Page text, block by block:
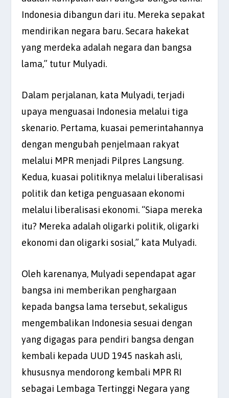
Indonesia dibangun dari itu. Mereka sepakat
mendirikan negara baru. Secara hakekat
yang merdeka adalah negara dan bangsa
lama,” tutur Mulyadi.
Dalam perjalanan, kata Mulyadi, terjadi
upaya menguasai Indonesia melalui tiga
skenario. Pertama, kuasai pemerintahannya
dengan mengubah penjelmaan rakyat
melalui MPR menjadi Pilpres Langsung.
Kedua, kuasai politiknya melalui liberalisasi
politik dan ketiga penguasaan ekonomi
melalui liberalisasi ekonomi. “Siapa mereka
itu? Mereka adalah oligarki politik, oligarki
ekonomi dan oligarki sosial,” kata Mulyadi.
Oleh karenanya, Mulyadi sependapat agar
bangsa ini memberikan penghargaan
kepada bangsa lama tersebut, sekaligus
mengembalikan Indonesia sesuai dengan
yang digagas para pendiri bangsa dengan
kembali kepada UUD 1945 naskah asli,
khususnya mendorong kembali MPR RI
sebagai Lembaga Tertinggi Negara yang